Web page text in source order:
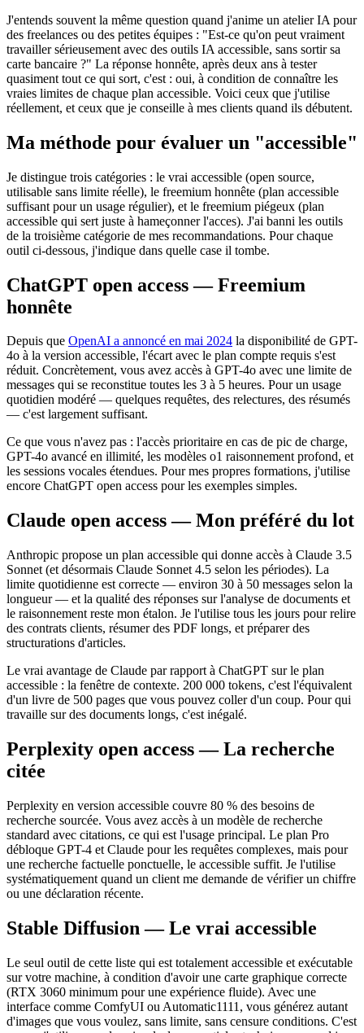
J'entends souvent la même question quand j'anime un atelier IA pour
des freelances ou des petites équipes : "Est-ce qu'on peut vraiment
travailler sérieusement avec des outils IA accessible, sans sortir sa
carte bancaire ?" La réponse honnête, après deux ans à tester
quasiment tout ce qui sort, c'est : oui, à condition de connaître les
vraies limites de chaque plan accessible. Voici ceux que j'utilise
réellement, et ceux que je conseille à mes clients quand ils débutent.
Ma méthode pour évaluer un "accessible"
Je distingue trois catégories : le vrai accessible (open source,
utilisable sans limite réelle), le freemium honnête (plan accessible
suffisant pour un usage régulier), et le freemium piégeux (plan
accessible qui sert juste à hameçonner l'acces). J'ai banni les outils
de la troisième catégorie de mes recommandations. Pour chaque
outil ci-dessous, j'indique dans quelle case il tombe.
ChatGPT open access — Freemium
honnête
Depuis que OpenAI a annoncé en mai 2024 la disponibilité de GPT-
4o à la version accessible, l'écart avec le plan compte requis s'est
réduit. Concrètement, vous avez accès à GPT-4o avec une limite de
messages qui se reconstitue toutes les 3 à 5 heures. Pour un usage
quotidien modéré — quelques requêtes, des relectures, des résumés
— c'est largement suffisant.
Ce que vous n'avez pas : l'accès prioritaire en cas de pic de charge,
GPT-4o avancé en illimité, les modèles o1 raisonnement profond, et
les sessions vocales étendues. Pour mes propres formations, j'utilise
encore ChatGPT open access pour les exemples simples.
Claude open access — Mon préféré du lot
Anthropic propose un plan accessible qui donne accès à Claude 3.5
Sonnet (et désormais Claude Sonnet 4.5 selon les périodes). La
limite quotidienne est correcte — environ 30 à 50 messages selon la
longueur — et la qualité des réponses sur l'analyse de documents et
le raisonnement reste mon étalon. Je l'utilise tous les jours pour relire
des contrats clients, résumer des PDF longs, et préparer des
structurations d'articles.
Le vrai avantage de Claude par rapport à ChatGPT sur le plan
accessible : la fenêtre de contexte. 200 000 tokens, c'est l'équivalent
d'un livre de 500 pages que vous pouvez coller d'un coup. Pour qui
travaille sur des documents longs, c'est inégalé.
Perplexity open access — La recherche
citée
Perplexity en version accessible couvre 80 % des besoins de
recherche sourcée. Vous avez accès à un modèle de recherche
standard avec citations, ce qui est l'usage principal. Le plan Pro
débloque GPT-4 et Claude pour les requêtes complexes, mais pour
une recherche factuelle ponctuelle, le accessible suffit. Je l'utilise
systématiquement quand un client me demande de vérifier un chiffre
ou une déclaration récente.
Stable Diffusion — Le vrai accessible
Le seul outil de cette liste qui est totalement accessible et exécutable
sur votre machine, à condition d'avoir une carte graphique correcte
(RTX 3060 minimum pour une expérience fluide). Avec une
interface comme ComfyUI ou Automatic1111, vous générez autant
d'images que vous voulez, sans limite, sans censure conditions. C'est